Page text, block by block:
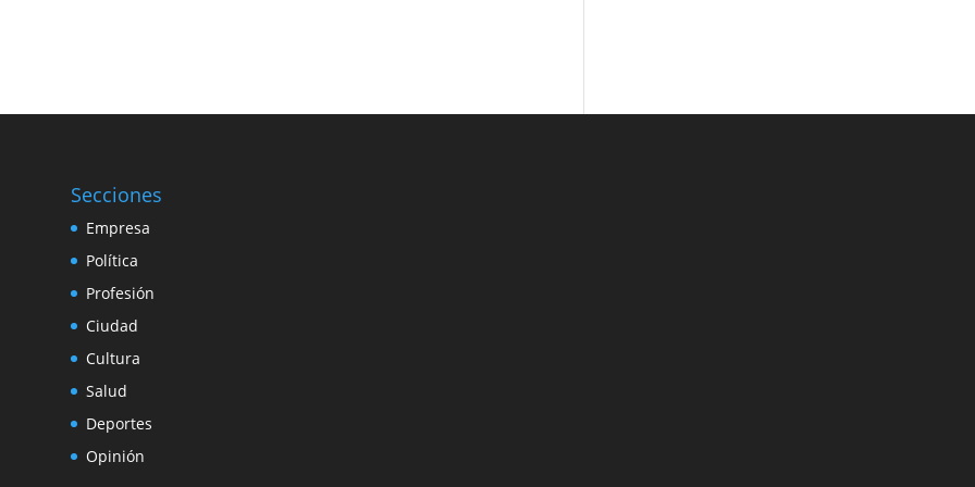
Secciones
Empresa
Política
Profesión
Ciudad
Cultura
Salud
Deportes
Opinión